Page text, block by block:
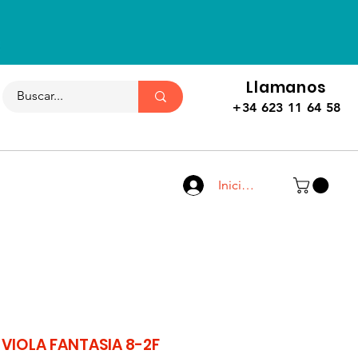
Llamanos
+34 623 11 64 58
Iniciar sesión
FANTASIA 8-2F